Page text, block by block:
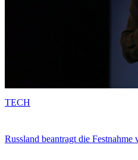
Russland beantragt die
TECH